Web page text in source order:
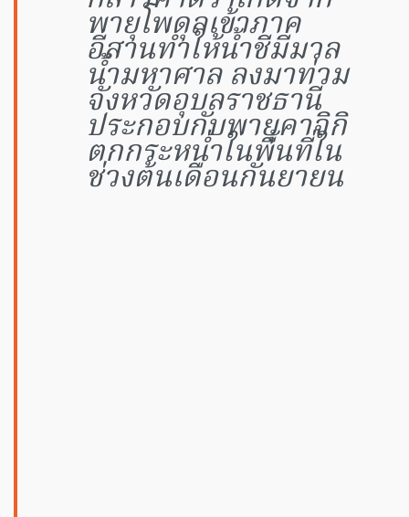
พายุโพดุลเข้าภาค
อีสานทำให้น้ำชีมีมวล
น้ำมหาศาล ลงมาท่วม
จังหวัดอุบลราชธานี​
ประกอบกับพายุคาจิกิ
ตกกระหน่ำในพื้นที่ใน
ช่วงต้นเดือนกันยายน